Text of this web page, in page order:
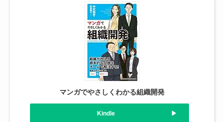
マンガでやさしくわかる組織開発
Kindle